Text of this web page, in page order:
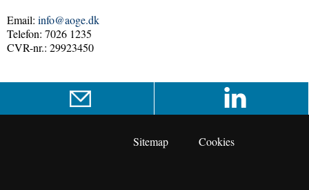
Email: info@aoge.dk
Telefon: 7026 1235
CVR-nr.: 29923450
Sitemap Cookies